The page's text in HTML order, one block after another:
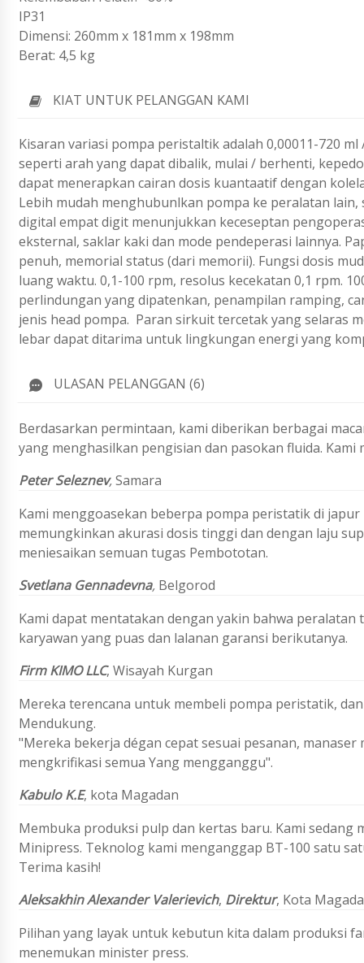
IP31
Dimensi: 260mm x 181mm x 198mm
Berat: 4,5 kg
KIAT UNTUK PELANGGAN KAMI
Kisaran variasi pompa peristaltik adalah 0,00011-720 ml
seperti arah yang dapat dibalik, mulai / berhenti,
dapat menerapkan cairan dosis kuantaatif dengan
Lebih mudah menghubunlkan pompa ke peralatan
digital empat digit menunjukkan keceseptan
eksternal, saklar kaki dan mode pendeperasi lainnya.
penuh, memorial status (dari memorii). Fungsi dosis
luang waktu. 0,1-100 rpm, resolus kecekatan 0,1 rpm.
perlindungan yang dipatenkan, penampilan ramping,
jenis head pompa. Paran sirkuit tercetak yang selaras
lebar dapat ditarima untuk lingkungan energi yang
ULASAN PELANGGAN (6)
Berdasarkan permintaan, kami diberikan berbagai
yang menghasilkan pengisian dan pasokan fluida.
Peter Seleznev,Samara
Kami menggoasekan beberpa pompa peristatik di
memungkinkan akurasi dosis tinggi dan dengan laju
meniesaikan semuan tugas Pembototan.
Svetlana Gennadevna, Belgorod
Kami dapat mentatakan dengan yakin bahwa
karyawan yang puas dan lalanan garansi berikutanya.
Firm KIMO LLC, Wisayah Kurgan
Mereka terencana untuk membeli pompa peristatik,
Mendukung.
"Mereka bekerja dégan cepat sesuai pesanan,
mengkrifikasi semua Yang mengganggu".
Kabulo K.E, kota Magadan
Membuka produksi pulp dan kertas baru. Kami
Minipress. Teknolog kami menganggap BT-100 satu
Terima kasih!
Aleksakhin Alexander Valerievich, Direktur, Kota
Pilihan yang layak untuk kebutun kita dalam produksi
menemukan minister press.